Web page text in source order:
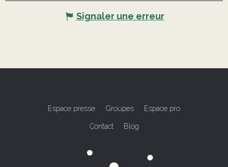
Signaler une erreur
Espace presse Groupes Espace pro
Contact Blog